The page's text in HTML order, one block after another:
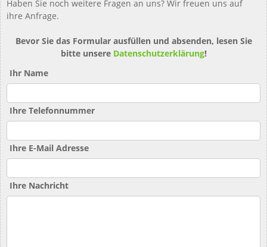
Haben Sie noch weitere Fragen an uns? Wir freuen uns auf
ihre Anfrage.
Bevor Sie das Formular ausfüllen und absenden, lesen Sie
bitte unsere Datenschutzerklärung!
Ihr Name
Ihre Telefonnummer
Ihre E-Mail Adresse
Ihre Nachricht